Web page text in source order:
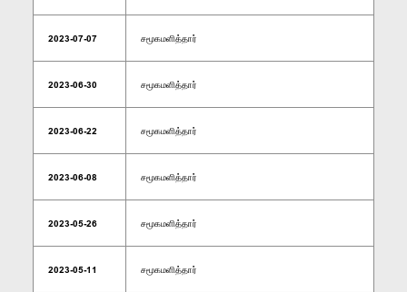
2023-07-07 சமூகமளித்தார்
2023-06-30 சமூகமளித்தார்
2023-06-22 சமூகமளித்தார்
2023-06-08 சமூகமளித்தார்
2023-05-26 சமூகமளித்தார்
2023-05-11 சமூகமளித்தார்